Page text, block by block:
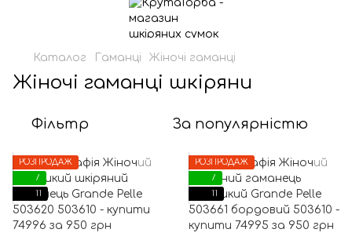
Каталог Гаманці Жіночі гаманці
Жіночі гаманці шкіряни
Фільтр За популярністю
РОЗПРОДАЖ
7
11
РОЗПРОДАЖ
7
11